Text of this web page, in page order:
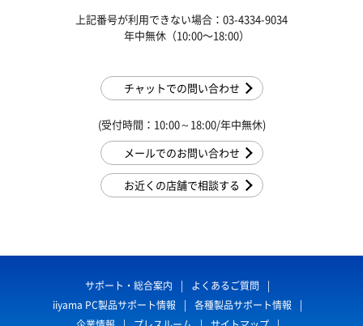
上記番号が利用できない場合：03-4334-9034
年中無休（10:00〜18:00）
チャットでの問い合わせ
(受付時間：10:00～18:00/年中無休)
メールでのお問い合わせ
お近くの店舗で相談する
サポート・総合案内
よくあるご質問
iiyama PC製品サポート情報
各種製品サポート情報